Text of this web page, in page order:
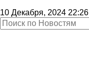
10 Декабря, 2024 22:26